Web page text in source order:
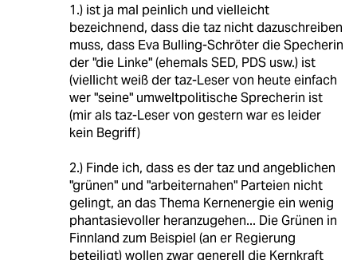
1.) ist ja mal peinlich und vielleicht
bezeichnend, dass die taz nicht dazuschreiben
muss, dass Eva Bulling-Schröter die Specherin
der "die Linke" (ehemals SED, PDS usw.) ist
(viellicht weiß der taz-Leser von heute einfach
wer "seine" umweltpolitische Sprecherin ist
(mir als taz-Leser von gestern war es leider
kein Begriff)
2.) Finde ich, dass es der taz und angeblichen
"grünen" und "arbeiternahen" Parteien nicht
gelingt, an das Thema Kernenergie ein wenig
phantasievoller heranzugehen... Die Grünen in
Finnland zum Beispiel (an er Regierung
beteiligt) wollen zwar generell die Kernkraft